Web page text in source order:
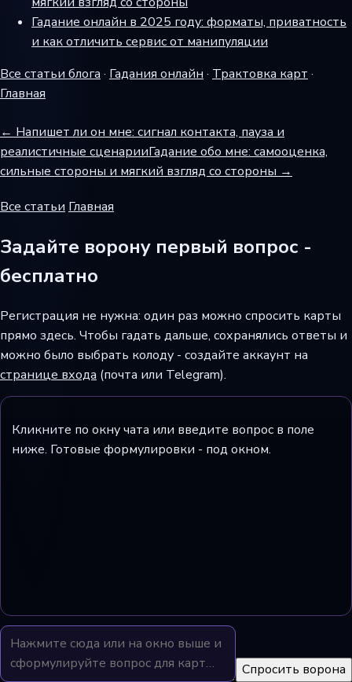
Гадание онлайн в 2025 году: форматы, приватность
и как отличить сервис от манипуляции
Все статьи блога · Гадания онлайн · Трактовка карт ·
Главная
← Напишет ли он мне: сигнал контакта, пауза и
реалистичные сценарииГадание обо мне: самооценка,
сильные стороны и мягкий взгляд со стороны →
Все статьи Главная
Задайте ворону первый вопрос -
бесплатно
Регистрация не нужна: один раз можно спросить карты
прямо здесь. Чтобы гадать дальше, сохранялись ответы и
можно было выбрать колоду - создайте аккаунт на
странице входа (почта или Telegram).
Кликните по окну чата или введите вопрос в поле
ниже. Готовые формулировки - под окном.
Спросить ворона